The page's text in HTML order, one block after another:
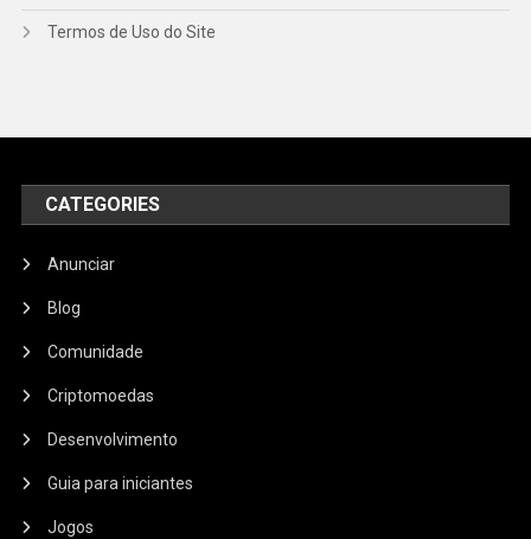
Termos de Uso do Site
CATEGORIES
Anunciar
Blog
Comunidade
Criptomoedas
Desenvolvimento
Guia para iniciantes
Jogos